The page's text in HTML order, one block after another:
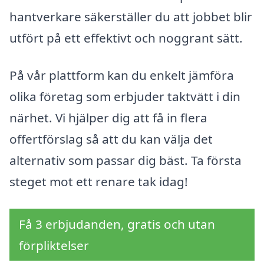
hantverkare säkerställer du att jobbet blir
utfört på ett effektivt och noggrant sätt.
På vår plattform kan du enkelt jämföra
olika företag som erbjuder taktvätt i din
närhet. Vi hjälper dig att få in flera
offertförslag så att du kan välja det
alternativ som passar dig bäst. Ta första
steget mot ett renare tak idag!
Få 3 erbjudanden, gratis och utan
förpliktelser